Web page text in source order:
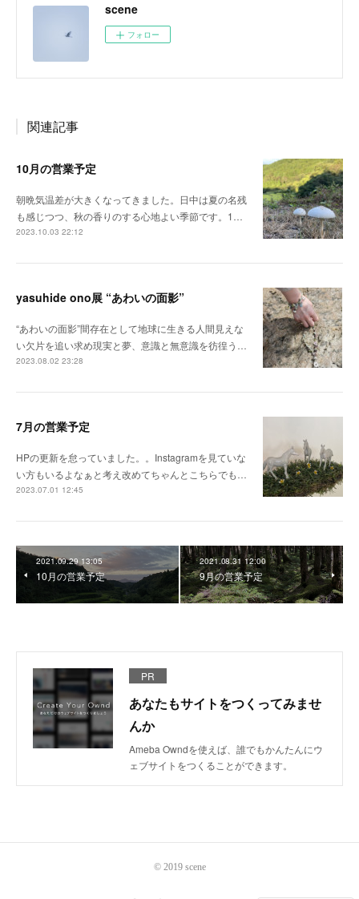
scene
フォロー
関連記事
10月の営業予定
朝晩気温差が大きくなってきました。日中は夏の名残
も感じつつ、秋の香りのする心地よい季節です。1…
2023.10.03 22:12
yasuhide ono展 “あわいの面影”
“あわいの面影”間存在として地球に生きる人間見えな
い欠片を追い求め現実と夢、意識と無意識を彷徨う…
2023.08.02 23:28
7月の営業予定
HPの更新を怠っていました。。Instagramを見ていな
い方もいるよなぁと考え改めてちゃんとこちらでも…
2023.07.01 12:45
2021.09.29 13:05
10月の営業予定
2021.08.31 12:00
9月の営業予定
PR
あなたもサイトをつくってみませ
んか
Ameba Owndを使えば、誰でもかんたんにウ
ェブサイトをつくることができます。
©︎ 2019 scene